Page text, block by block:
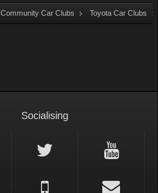
Community Car Clubs Toyota Car Clubs
Socialising